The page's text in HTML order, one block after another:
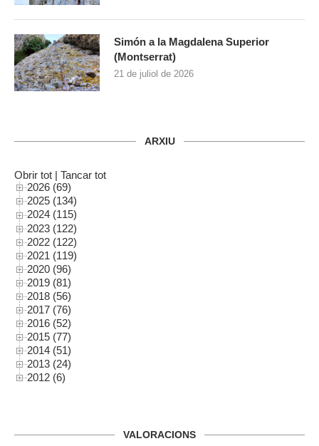
Simón a la Magdalena Superior
(Montserrat)
21 de juliol de 2026
ARXIU
Obrir tot | Tancar tot
2026 (69)
2025 (134)
2024 (115)
2023 (122)
2022 (122)
2021 (119)
2020 (96)
2019 (81)
2018 (56)
2017 (76)
2016 (52)
2015 (77)
2014 (51)
2013 (24)
2012 (6)
VALORACIONS